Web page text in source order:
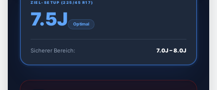
ZIEL-SETUP (225/45 R17)
7.5J Optimal
Sicherer Bereich: 7.0J – 8.0J